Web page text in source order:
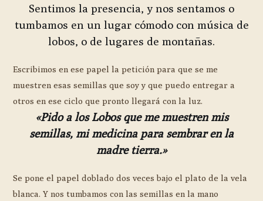
Sentimos la presencia, y nos sentamos o
tumbamos en un lugar cómodo con música de
lobos, o de lugares de montañas.
Escribimos en ese papel la petición para que se me
muestren esas semillas que soy y que puedo entregar a
otros en ese ciclo que pronto llegará con la luz.
«Pido a los Lobos que me muestren mis
semillas, mi medicina para sembrar en la
madre tierra.»
Se pone el papel doblado dos veces bajo el plato de la vela
blanca. Y nos tumbamos con las semillas en la mano